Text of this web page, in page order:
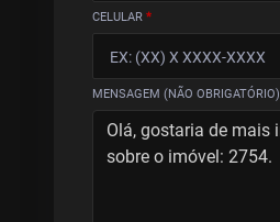
CELULAR *
MENSAGEM (NÃO OBRIGATÓRIO)